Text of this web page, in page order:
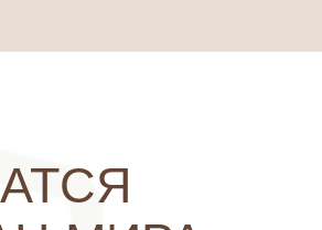
роста в профессии.
«Мирному чату», где